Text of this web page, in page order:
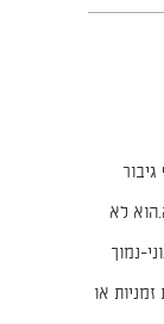
הולדתו ה-29 נתקף גיבור
לא
הבינוני-נמוך
או